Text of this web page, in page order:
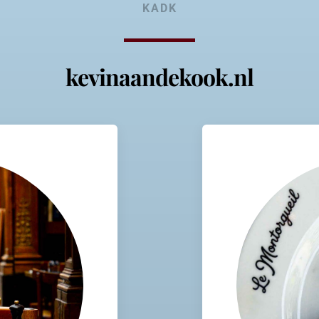
KADK
kevinaandekook.nl